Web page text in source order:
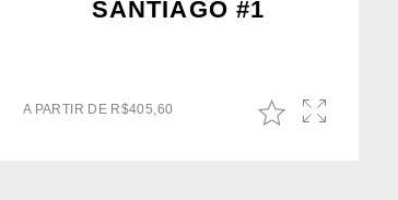
SANTIAGO #1
A PARTIR DE R$405,60